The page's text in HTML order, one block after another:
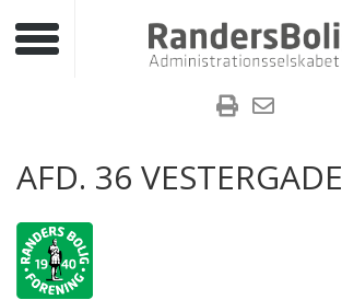
Toggle navigation
AFD. 36 VESTERGADE